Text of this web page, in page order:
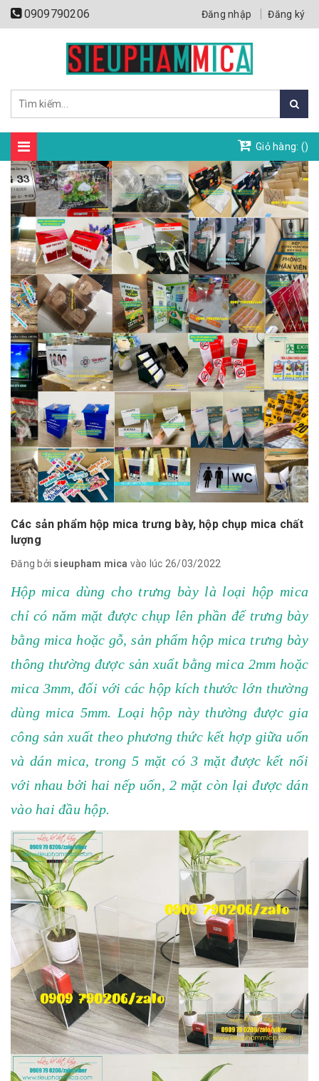
0909790206 Đăng nhập Đăng ký
Giỏ hàng: ()
Các sản phẩm hộp mica trưng bày, hộp chụp mica chất
lượng
Đăng bởi sieupham mica vào lúc 26/03/2022
Hộp mica dùng cho trưng bày là loại hộp mica
chỉ có năm mặt được chụp lên phần đế trưng bày
bằng mica hoặc gỗ, sản phẩm hộp mica trưng bày
thông thường được sản xuất bằng mica 2mm hoặc
mica 3mm, đối với các hộp kích thước lớn thường
dùng mica 5mm. Loại hộp này thường được gia
công sản xuất theo phương thức kết hợp giữa uốn
và dán mica, trong 5 mặt có 3 mặt được kết nối
với nhau bởi hai nếp uốn, 2 mặt còn lại được dán
vào hai đầu hộp.